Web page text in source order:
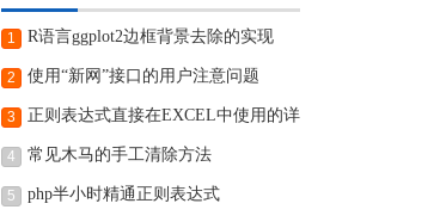
1 R语言ggplot2边框背景去除的实现
2 使用“新网”接口的用户注意问题
3
正则表达式直接在EXCEL中使用的详
细步骤
4 常见木马的手工清除方法
5 php半小时精通正则表达式